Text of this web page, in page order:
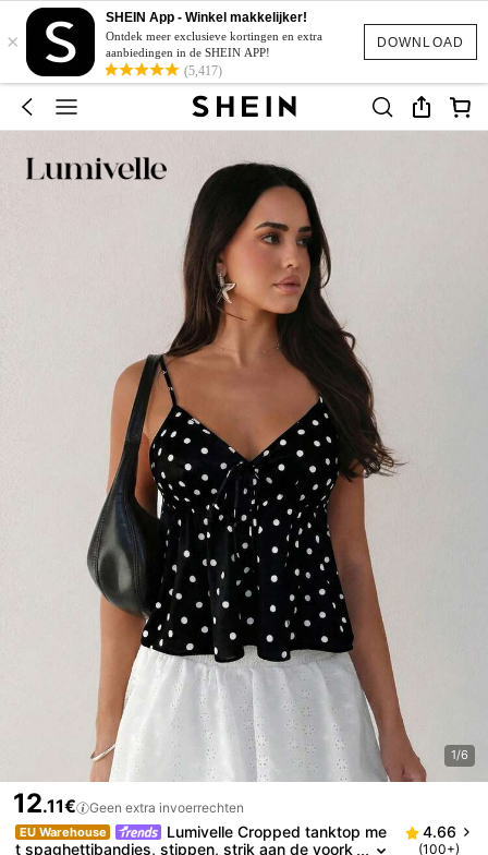
DOWNLOAD
×
SHEIN App - Winkel makkelijker!
Ontdek meer exclusieve kortingen en extra
aanbiedingen in de SHEIN APP!
(5,417)
1/6
12.11€ Geen extra invoerrechten
EU Warehouse
Lumivelle Cropped tanktop me
t spaghettibandjes, stippen, strik aan de voork
4.66
(100+)